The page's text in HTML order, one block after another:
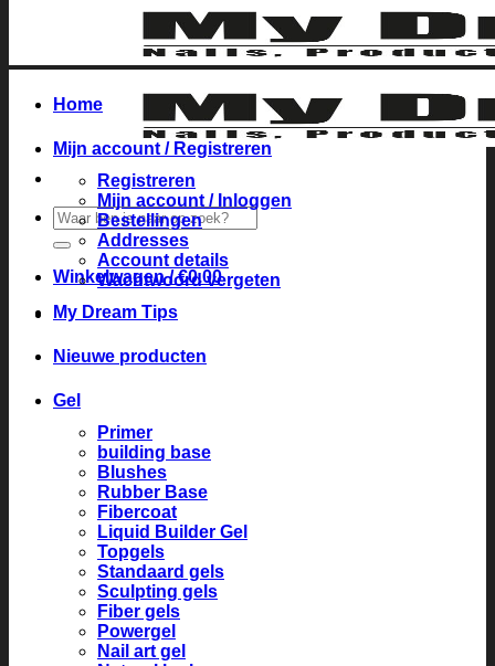
Zoeken
naar:
Winkelwagen /€0.00
Home
Mijn account / Registreren
Registreren
Mijn account / Inloggen
Bestellingen
Addresses
Account details
Wachtwoord vergeten
My Dream Tips
Nieuwe producten
Gel
Primer
building base
Blushes
Rubber Base
Fibercoat
Liquid Builder Gel
Topgels
Standaard gels
Sculpting gels
Fiber gels
Powergel
Nail art gel